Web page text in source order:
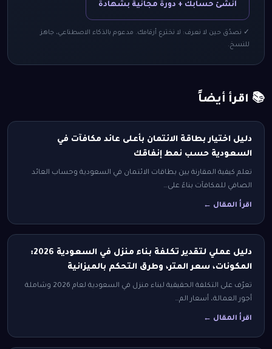
أنشئ حسابك + دورة مجانية بشهادة
✓ نصدُق حين لا نعرف: لا نخترع أرقامك. مدعوم بالذكاء الاصطناعي، جاهز
للنسخ.
📚 اقرأ أيضاً
دليل اختيار بطاقة الائتمان بأعلى عائد مكافآت في
السعودية حسب نمط إنفاقك
تعلم كيفية المقارنة بين بطاقات الائتمان في السعودية وحساب العائد
الصافي للمكافآت بناءً على…
اقرأ المقال ←
دليل عملي لتقدير تكلفة بناء منزل في السعودية 2026:
المكونات، سعر المتر، وطرق التحكم بالميزانية
تعرّف على التكلفة الحقيقية لبناء منزل في السعودية لعام 2026 وشاملة
أجور العمالة، أسعار الم…
اقرأ المقال ←